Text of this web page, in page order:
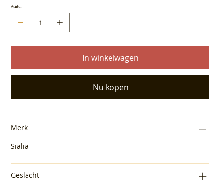
Aantal
In winkelwagen
Nu kopen
Merk
Sialia
Geslacht